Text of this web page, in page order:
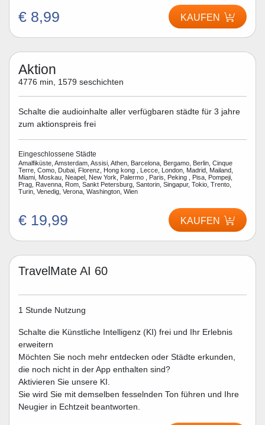
€ 8,99 KAUFEN
Aktion
4776 min, 1579 seschichten
Schalte die audioinhalte aller verfügbaren städte für 3 jahre
zum aktionspreis frei
Eingeschlossene Städte
Amalfiküste, Amsterdam, Assisi, Athen, Barcelona, Bergamo, Berlin, Cinque
Terre, Como, Dubai, Florenz, Hong kong , Lecce, London, Madrid, Mailand,
Miami, Moskau, Neapel, New York, Palermo , Paris, Peking , Pisa, Pompeji,
Prag, Ravenna, Rom, Sankt Petersburg, Santorin, Singapur, Tokio, Trento,
Turin, Venedig, Verona, Washington, Wien
€ 19,99 KAUFEN
TravelMate AI 60
1 Stunde Nutzung
Schalte die Künstliche Intelligenz (KI) frei und Ihr Erlebnis
erweitern
Möchten Sie noch mehr entdecken oder Städte erkunden,
die noch nicht in der App enthalten sind?
Aktivieren Sie unsere KI.
Sie wird Sie mit demselben fesselnden Ton führen und Ihre
Neugier in Echtzeit beantworten.